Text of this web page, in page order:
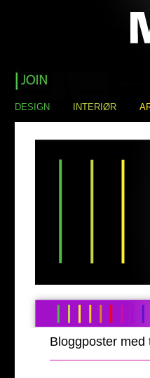
DESIGN INTERIØR
Bloggposter med